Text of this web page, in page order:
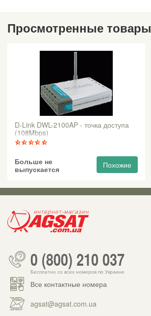
Просмотренные товары
D-Link DWL-2100AP - точка доступа
(108Mbps)
Больше не
выпускается
Похожие
0 (800) 210 037
Бесплатно со всех номеров по Украине
Все контактные номера
agsat@agsat.com.ua